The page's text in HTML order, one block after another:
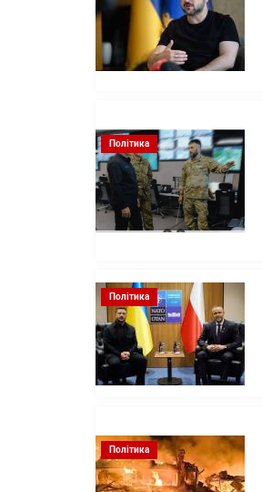
Політика
Політика
Політика